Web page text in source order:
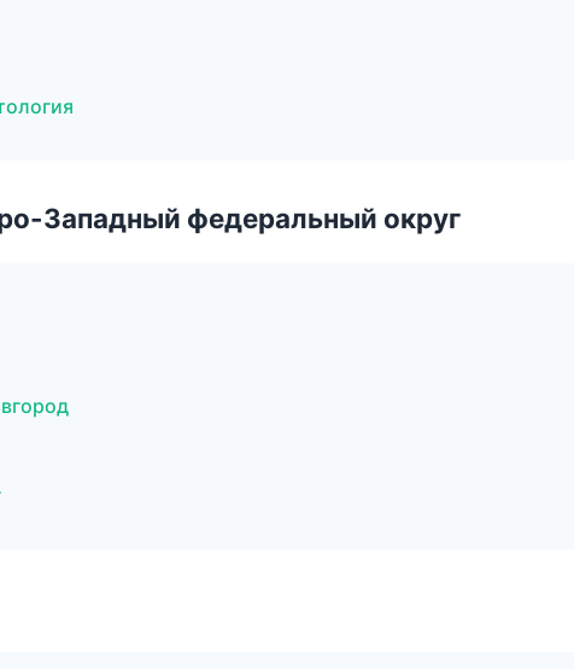
Западный федеральный округ